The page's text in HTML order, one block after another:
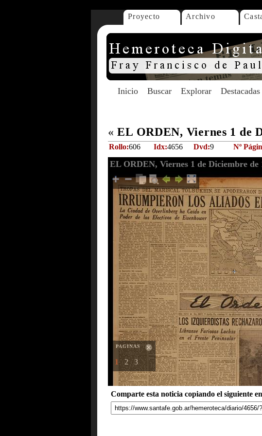
Proyecto Archivo
Inicio Buscar Explorar Destacadas
« EL ORDEN, Viernes 1 de
Rollo:606 Idx:4656 Dvd:9 Nº
EL ORDEN, Viernes 1 de Diciembre de
PAGINAS
1 2 3
Comparte esta noticia copiando el siguiente